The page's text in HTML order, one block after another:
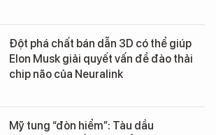
Đột phá chất bán dẫn 3D có thể giúp
Elon Musk giải quyết vấn đề đào thải
chip não của Neuralink
Mỹ tung “đòn hiểm”: Tàu dầu